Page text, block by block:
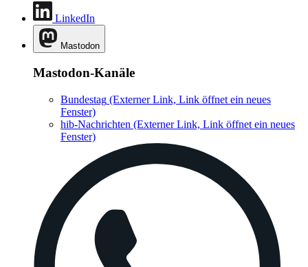
LinkedIn
Mastodon
Mastodon-Kanäle
Bundestag (Externer Link, Link öffnet ein neues
Fenster)
hib-Nachrichten (Externer Link, Link öffnet ein neues
Fenster)